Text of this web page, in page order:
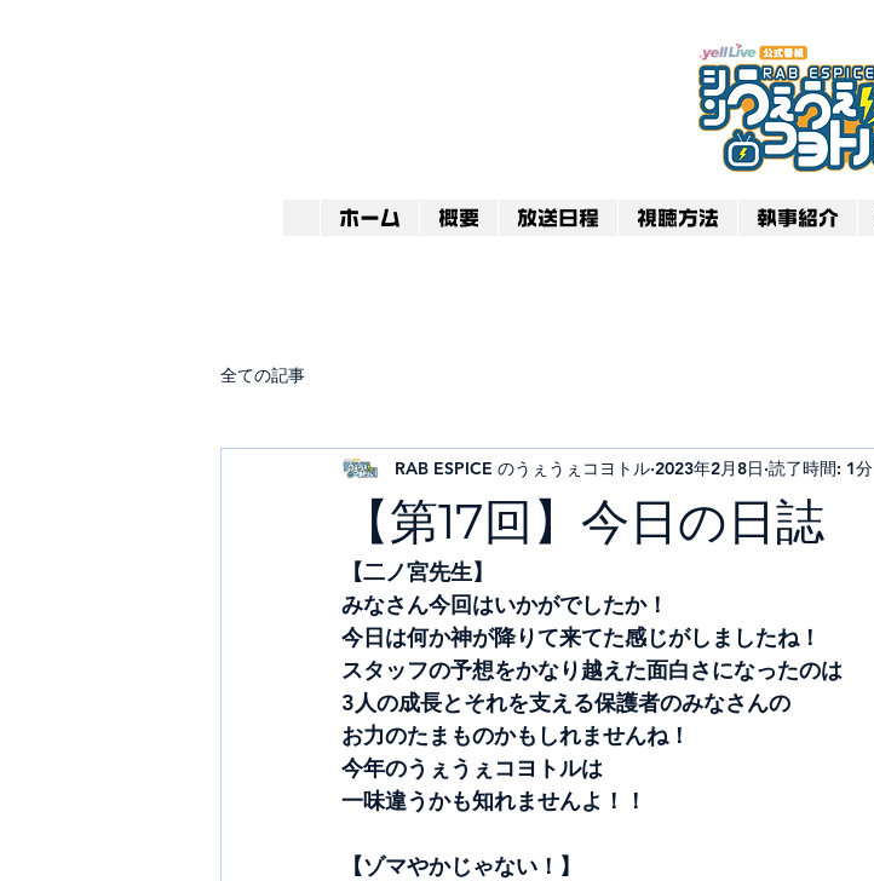
ホーム 概要 放送日程 視聴方法 執事紹介
全ての記事
【第17回】今日の日誌
RAB ESPICE のうぇうぇコヨトル 2023年2月8日 読了時間: 1分
【二ノ宮先生】
みなさん今回はいかがでしたか！
今日は何か神が降りて来てた感じがしましたね！
スタッフの予想をかなり越えた面白さになったのは
3人の成長とそれを支える保護者のみなさんの
お力のたまものかもしれませんね！
今年のうぇうぇコヨトルは
一味違うかも知れませんよ！！
【ゾマやかじゃない！】